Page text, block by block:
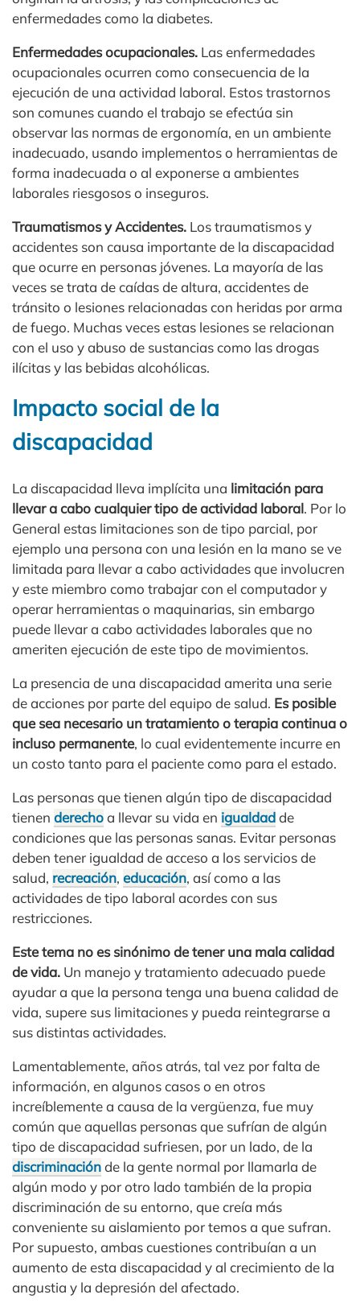
enfermedades como la diabetes.
Enfermedades ocupacionales. Las enfermedades
ocupacionales ocurren como consecuencia de la
ejecución de una actividad laboral. Estos trastornos
son comunes cuando el trabajo se efectúa sin
observar las normas de ergonomía, en un ambiente
inadecuado, usando implementos o herramientas de
forma inadecuada o al exponerse a ambientes
laborales riesgosos o inseguros.
Traumatismos y Accidentes. Los traumatismos y
accidentes son causa importante de la discapacidad
que ocurre en personas jóvenes. La mayoría de las
veces se trata de caídas de altura, accidentes de
tránsito o lesiones relacionadas con heridas por arma
de fuego. Muchas veces estas lesiones se relacionan
con el uso y abuso de sustancias como las drogas
ilícitas y las bebidas alcohólicas.
Impacto social de la
discapacidad
La discapacidad lleva implícita una limitación para
llevar a cabo cualquier tipo de actividad laboral. Por lo
General estas limitaciones son de tipo parcial, por
ejemplo una persona con una lesión en la mano se ve
limitada para llevar a cabo actividades que involucren
y este miembro como trabajar con el computador y
operar herramientas o maquinarias, sin embargo
puede llevar a cabo actividades laborales que no
ameriten ejecución de este tipo de movimientos.
La presencia de una discapacidad amerita una serie
de acciones por parte del equipo de salud. Es posible
que sea necesario un tratamiento o terapia continua o
incluso permanente, lo cual evidentemente incurre en
un costo tanto para el paciente como para el estado.
Las personas que tienen algún tipo de discapacidad
tienen derechoa llevar su vida en igualdadde
condiciones que las personas sanas. Evitar personas
deben tener igualdad de acceso a los servicios de
salud, recreación, educación, así como a las
actividades de tipo laboral acordes con sus
restricciones.
Este tema no es sinónimo de tener una mala calidad
de vida. Un manejo y tratamiento adecuado puede
ayudar a que la persona tenga una buena calidad de
vida, supere sus limitaciones y pueda reintegrarse a
sus distintas actividades.
Lamentablemente, años atrás, tal vez por falta de
información, en algunos casos o en otros
increíblemente a causa de la vergüenza, fue muy
común que aquellas personas que sufrían de algún
tipo de discapacidad sufriesen, por un lado, de la
discriminaciónde la gente normal por llamarla de
algún modo y por otro lado también de la propia
discriminación de su entorno, que creía más
conveniente su aislamiento por temos a que sufran.
Por supuesto, ambas cuestiones contribuían a un
aumento de esta discapacidad y al crecimiento de la
angustia y la depresión del afectado.